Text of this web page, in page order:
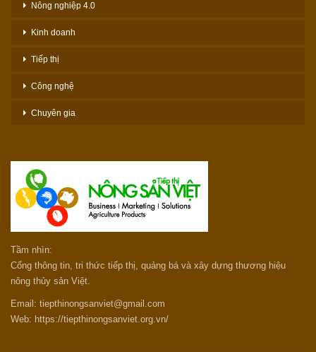
Nông nghiệp 4.0
Kinh doanh
Tiếp thị
Công nghệ
Chuyên gia
Tầm nhìn:
Cổng thông tin, tri thức tiếp thị, quảng bá và xây dựng thương hiệu
nông thủy sản Việt.
Email: tiepthinongsanviet@gmail.com
Web: https://tiepthinongsanviet.org.vn/